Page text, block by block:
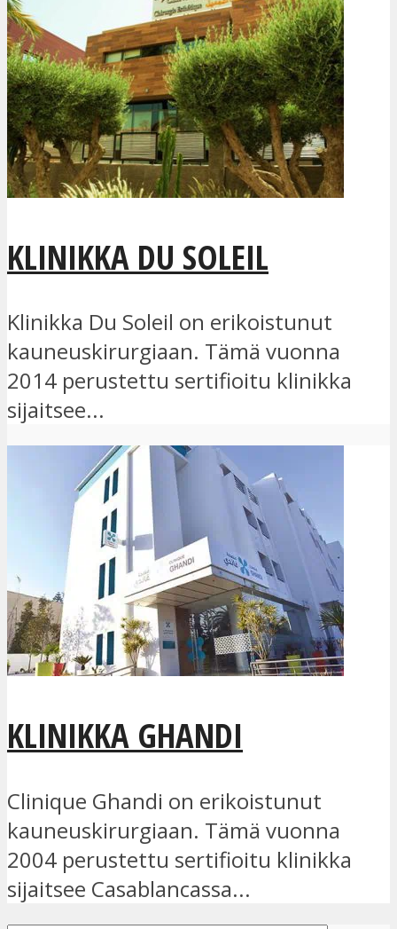
KLINIKKA DU SOLEIL
Klinikka Du Soleil on erikoistunut
kauneuskirurgiaan. Tämä vuonna
2014 perustettu sertifioitu klinikka
sijaitsee...
KLINIKKA GHANDI
Clinique Ghandi on erikoistunut
kauneuskirurgiaan. Tämä vuonna
2004 perustettu sertifioitu klinikka
sijaitsee Casablancassa...